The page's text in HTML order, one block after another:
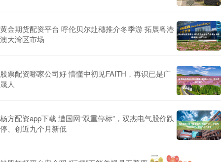
黄金期货配资平台 呼伦贝尔赴穗推介冬季游 拓展粤港
澳大湾区市场
股票配资哪家公司好 懵懂中初见FAITH，再识已是广
晟人
杨方配资app下载 遭国网“双重停标”，双杰电气股价跌
停、创近九个月新低